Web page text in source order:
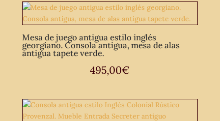
Mesa de juego antigua estilo inglés
georgiano. Consola antigua, mesa de alas
antigua tapete verde.
495,00€